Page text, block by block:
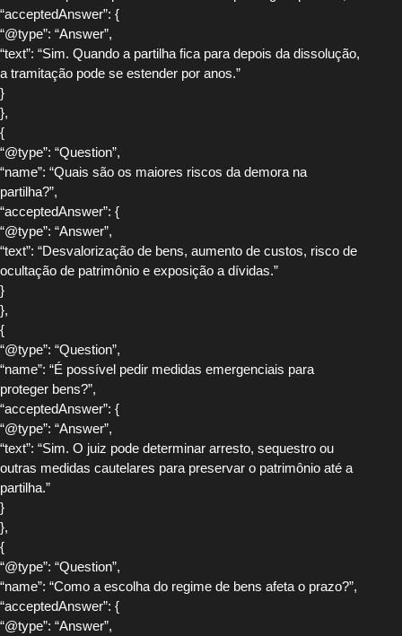
“acceptedAnswer”: {
“@type”: “Answer”,
“text”: “Sim. Quando a partilha fica para depois da dissolução,
a tramitação pode se estender por anos.”
}
},
{
“@type”: “Question”,
“name”: “Quais são os maiores riscos da demora na
partilha?”,
“acceptedAnswer”: {
“@type”: “Answer”,
“text”: “Desvalorização de bens, aumento de custos, risco de
ocultação de patrimônio e exposição a dívidas.”
}
},
{
“@type”: “Question”,
“name”: “É possível pedir medidas emergenciais para
proteger bens?”,
“acceptedAnswer”: {
“@type”: “Answer”,
“text”: “Sim. O juiz pode determinar arresto, sequestro ou
outras medidas cautelares para preservar o patrimônio até a
partilha.”
}
},
{
“@type”: “Question”,
“name”: “Como a escolha do regime de bens afeta o prazo?”,
“acceptedAnswer”: {
“@type”: “Answer”,